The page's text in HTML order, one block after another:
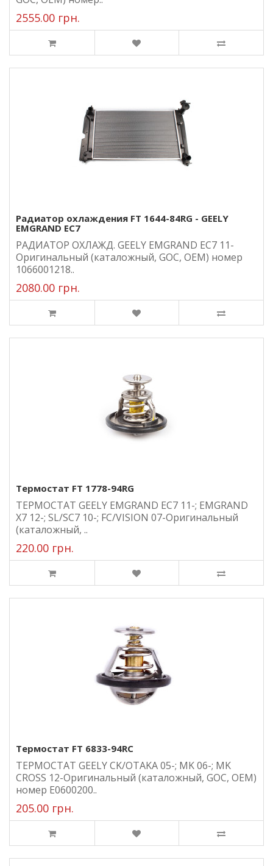
2555.00 грн.
Радиатор охлаждения FT 1644-84RG - GEELY
EMGRAND EC7
РАДИАТОР ОХЛАЖД. GEELY EMGRAND EC7 11-
Оригинальный (каталожный, GOC, ОЕМ) номер
1066001218..
2080.00 грн.
Термостат FT 1778-94RG
ТЕРМОСТАТ GEELY EMGRAND EC7 11-; EMGRAND
X7 12-; SL/SC7 10-; FC/VISION 07-Оригинальный
(каталожный, ..
220.00 грн.
Термостат FT 6833-94RC
ТЕРМОСТАТ GEELY CK/OTAKA 05-; MK 06-; MK
CROSS 12-Оригинальный (каталожный, GOC, ОЕМ)
номер E0600200..
205.00 грн.